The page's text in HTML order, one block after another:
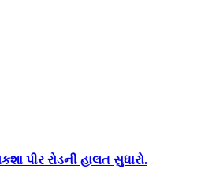
પીર રોડની હાલત સુધારો.